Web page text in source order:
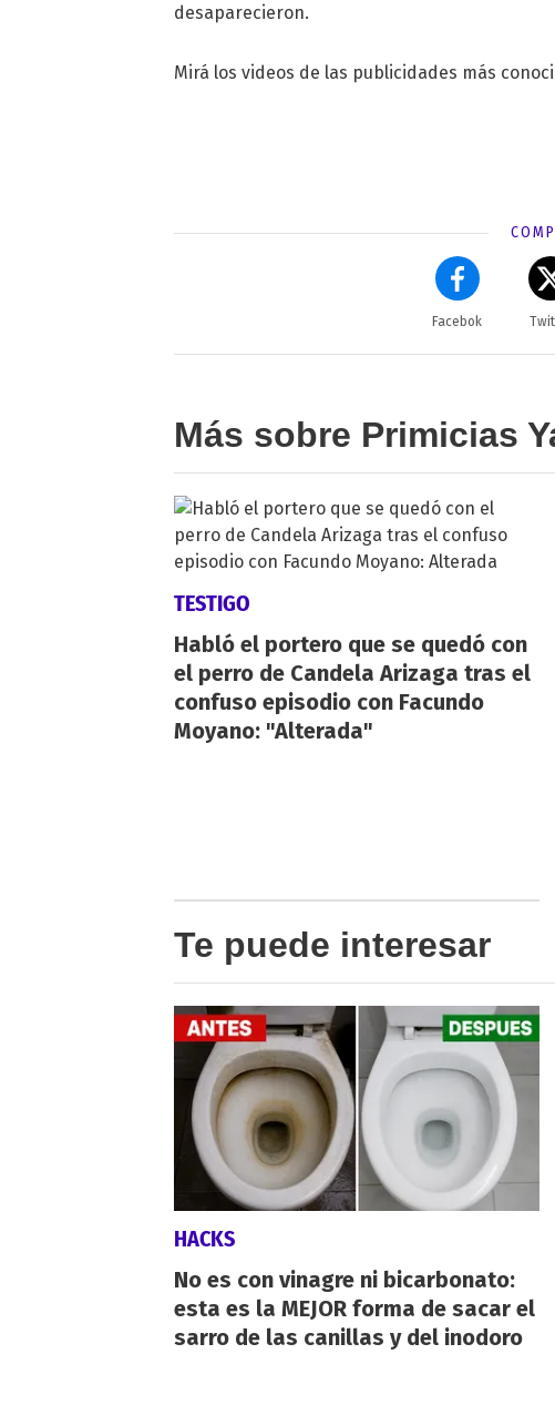
desaparecieron.
Mirá los videos de las publicidades más
Facebok
Más sobre Primicias
TESTIGO
Habló el portero que se quedó con
el perro de Candela Arizaga tras el
confuso episodio con Facundo
Moyano: "Alterada"
Te puede interesar
HACKS
No es con vinagre ni bicarbonato:
esta es la MEJOR forma de sacar el
sarro de las canillas y del inodoro